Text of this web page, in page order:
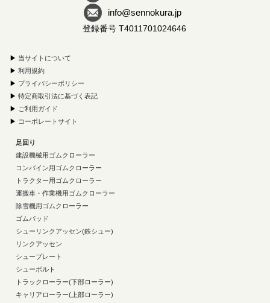
info@sennokura.jp
登録番号 T4011701024646
▶ 当サイトについて
▶ 利用規約
▶ プライバシーポリシー
▶ 特定商取引法に基づく表記
▶ ご利用ガイド
▶ コーポレートサイト
足回り
建設機械用ゴムクローラー
コンバイン用ゴムクローラー
トラクター用ゴムクローラー
運搬車・作業機用ゴムクローラー
除雪機用ゴムクローラー
ゴムパッド
シューリンクアッセン(鉄シュー)
リンクアッセン
シュープレート
シューボルト
トラックローラー(下部ローラー)
キャリアローラー(上部ローラー)